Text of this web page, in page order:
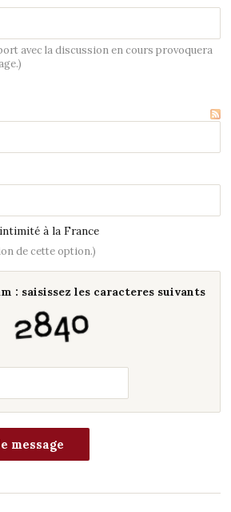
avec la discussion en cours provoquera
à la France
de cette option.)
: saisissez les caracteres suivants